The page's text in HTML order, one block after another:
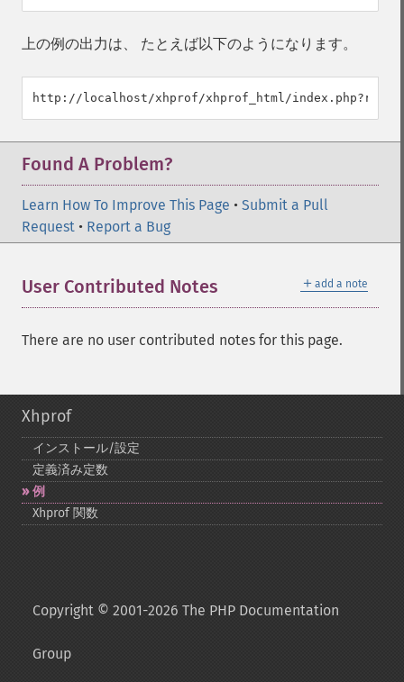
上の例の出力は、 たとえば以下のようになります。
Found A Problem?
Learn How To Improve This Page • Submit a Pull
Request • Report a Bug
＋ add a note
User Contributed Notes
There are no user contributed notes for this page.
Xhprof
インストール/設定
定義済み定数
例
Xhprof 関数
Copyright © 2001-2026 The PHP Documentation
Group